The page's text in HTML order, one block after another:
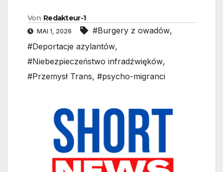
Von Redakteur-1
MAI 1, 2026 #Burgery z owadów,
#Deportacje azylantów,
#Niebezpieczeństwo infradźwięków,
#Przemysł Trans, #psycho-migranci